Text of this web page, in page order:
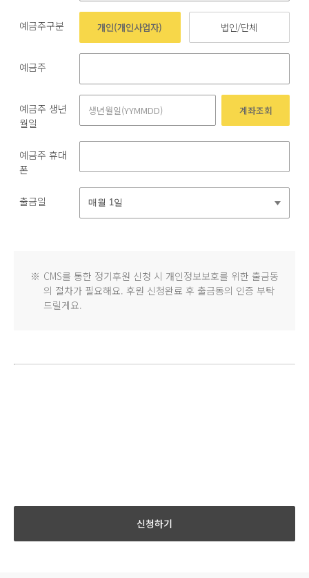
예금주구분 개인(개인사업자) 법인/단체
예금주
예금주 생년
월일
계좌조회
예금주 휴대
폰
출금일
※ CMS를 통한 정기후원 신청 시 개인정보보호를 위한 출금동
의 절차가 필요해요. 후원 신청완료 후 출금동의 인증 부탁
드릴게요.
신청하기